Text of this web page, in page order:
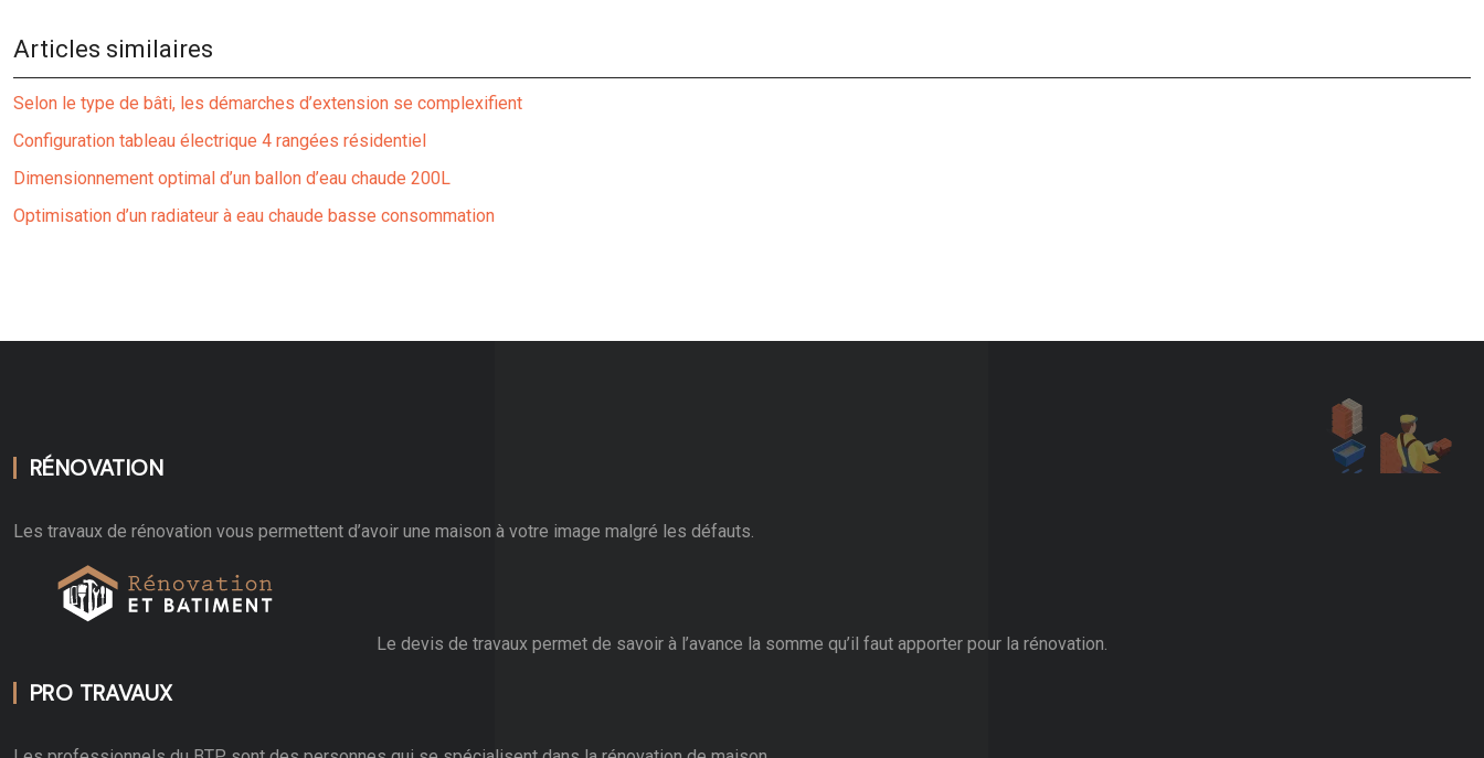
Articles similaires
Selon le type de bâti, les démarches d’extension se complexifient
Configuration tableau électrique 4 rangées résidentiel
Dimensionnement optimal d’un ballon d’eau chaude 200L
Optimisation d’un radiateur à eau chaude basse consommation
RÉNOVATION
Les travaux de rénovation vous permettent d’avoir une maison à votre image malgré les défauts.
Le devis de travaux permet de savoir à l’avance la somme qu’il faut apporter pour la rénovation.
PRO TRAVAUX